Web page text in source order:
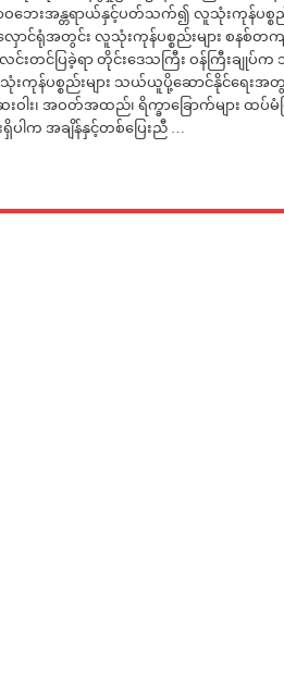
ဝဘေးအန္တရာယ်နှင့်ပတ်သက်၍ လူသုံးကုန်ပစ္စည်
ောင်ရုံအတွင်း လူသုံးကုန်ပစ္စည်းများ စနစ်တ
င်းတင်ပြခဲ့ရာ တိုင်းဒေသကြီး ဝန်ကြီးချုပ်
းကုန်ပစ္စည်းများ သယ်ယူပို့ဆောင်နိုင်ရေး
ါး၊ အဝတ်အထည်၊ ရိက္ခာခြောက်များ ထပ်
ပါက အချိန်နှင့်တစ်ပြေးညီ …